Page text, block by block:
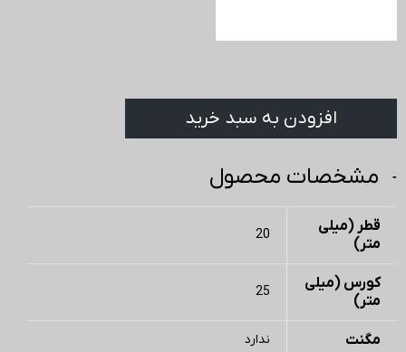
افزودن به سبد خرید
مشخصات محصول
قطر (میلی
متر)
20
کورس (میلی
متر)
25
مگنت ندارد